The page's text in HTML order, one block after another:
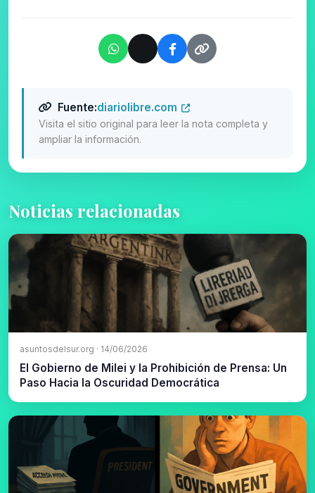
Fuente:diariolibre.com
Visita el sitio original para leer la nota completa y
ampliar la información.
Noticias relacionadas
asuntosdelsur.org · 14/06/2026
El Gobierno de Milei y la Prohibición de Prensa: Un
Paso Hacia la Oscuridad Democrática